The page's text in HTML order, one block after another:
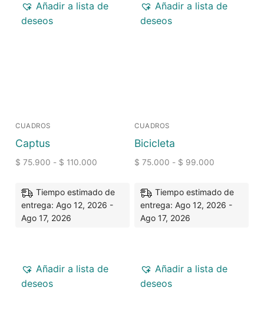
Añadir a lista de
deseos
CUADROS
Captus
$ 75.900 - $ 110.000
Tiempo estimado de
entrega: Ago 12, 2026 -
Ago 17, 2026
Añadir a lista de
deseos
CUADROS
Bicicleta
$ 75.000 - $ 99.000
Tiempo estimado de
entrega: Ago 12, 2026 -
Ago 17, 2026
Añadir a lista de
deseos
Añadir a lista de
deseos